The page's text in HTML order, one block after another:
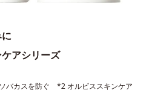
アシリーズ
バカスを防ぐ *2 オルビススキンケア